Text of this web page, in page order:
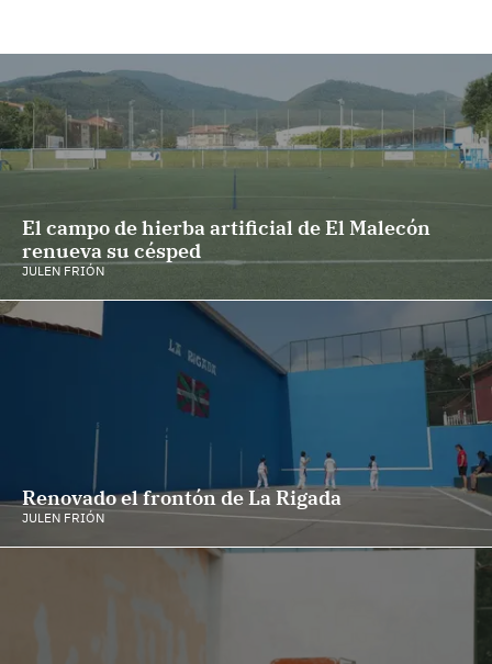
El campo de hierba artificial de El Malecón
renueva su césped
JULEN FRIÓN
Renovado el frontón de La Rigada
JULEN FRIÓN